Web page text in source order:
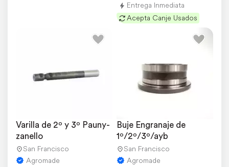
Entrega Inmediata
Acepta Canje Usados
Varilla de 2º y 3º Pauny-
zanello
San Francisco
Agromade
Buje Engranaje de
1º/2º/3º/ayb
San Francisco
Agromade